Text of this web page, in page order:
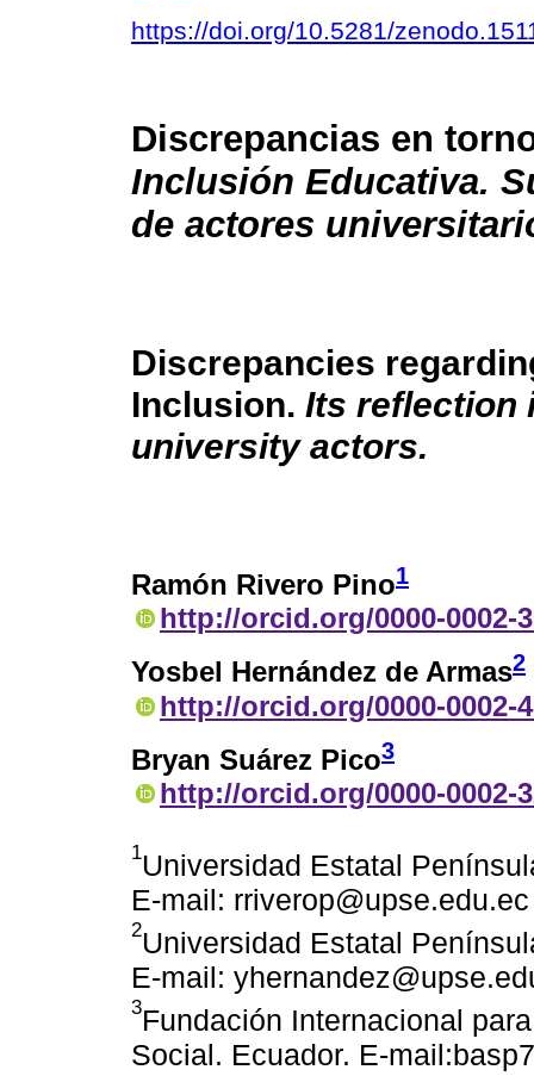
https://doi.org/10.5281/
Discrepancias en
Inclusión Educativa.
de actores
Discrepancies
Inclusion. Its reflection
university actors.
Ramón Rivero Pino1
http://orcid.org/0000-0002-
Yosbel Hernández de Armas2
http://orcid.org/0000-0002-
Bryan Suárez Pico3
http://orcid.org/0000-0002-
1Universidad Estatal
E-mail: rriverop@upse.edu.ec
2Universidad Estatal
E-mail:
3Fundación Internacional
Social. Ecuador. E-